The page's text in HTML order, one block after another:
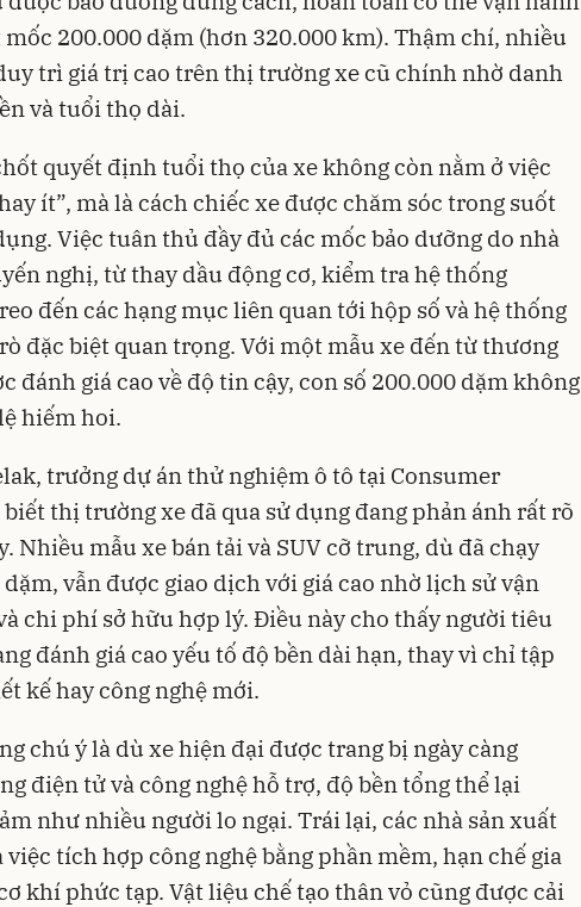
200.000 dặm (hơn 320.000 km). Thậm chí, nhiều
trì giá trị cao trên thị trường xe cũ chính nhờ danh
và tuổi thọ dài.
quyết định tuổi thọ của xe không còn nằm ở việc
ít”, mà là cách chiếc xe được chăm sóc trong suốt
Việc tuân thủ đầy đủ các mốc bảo dưỡng do nhà
nghị, từ thay dầu động cơ, kiểm tra hệ thống
đến các hạng mục liên quan tới hộp số và hệ thống
đặc biệt quan trọng. Với một mẫu xe đến từ thương
đánh giá cao về độ tin cậy, con số 200.000 dặm không
hiếm hoi.
trưởng dự án thử nghiệm ô tô tại Consumer
thị trường xe đã qua sử dụng đang phản ánh rất rõ
Nhiều mẫu xe bán tải và SUV cỡ trung, dù đã chạy
vẫn được giao dịch với giá cao nhờ lịch sử vận
chi phí sở hữu hợp lý. Điều này cho thấy người tiêu
đánh giá cao yếu tố độ bền dài hạn, thay vì chỉ tập
kế hay công nghệ mới.
chú ý là dù xe hiện đại được trang bị ngày càng
điện tử và công nghệ hỗ trợ, độ bền tổng thể lại
như nhiều người lo ngại. Trái lại, các nhà sản xuất
việc tích hợp công nghệ bằng phần mềm, hạn chế gia
khí phức tạp. Vật liệu chế tạo thân vỏ cũng được cải